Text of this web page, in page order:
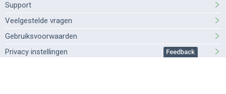
Support
Veelgestelde vragen
Gebruiksvoorwaarden
Privacy instellingen